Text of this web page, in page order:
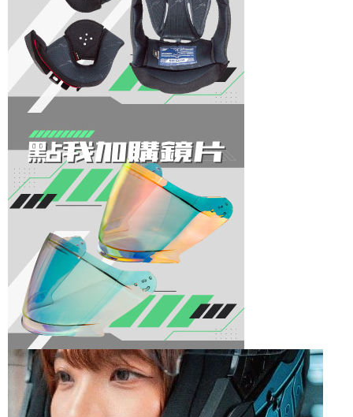
２．關於個人資料處理事宜，請瀏覽以下網址：
https://aftee.tw/terms/#terms3
３．未成年的使用者請事先徵得法定代理人或監護人之同意方可使用
「AFTEE先享後付」，若未經同意申辦者引起之損失，本公司不負相關責
任。
４．使用「AFTEE先享後付」時，將依據個別帳號之用戶狀況，依本公司即
時審查核予不同之上限額度；若仍有額度不足之情形，本公司將視審查結果
請求用戶進行身份認證。
恩沛科技股份有限公司將有權停止該用戶之使用額度並採取法律行動。